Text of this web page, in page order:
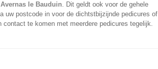
le Bauduin. Dit geldt ook voor de gehele
uw postcode in voor de dichtstbijzijnde pedicures of
contact te komen met meerdere pedicures tegelijk.